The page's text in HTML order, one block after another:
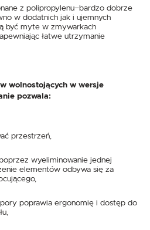
z polipropylenu ̶ bardzo dobrze
w dodatnich jak i ujemnych
być myte w zmywarkach
łatwe utrzymanie
wolnostojących w wersje
pozwala:
przestrzeń,
wyeliminowanie jednej
elementów odbywa się za
poprawia ergonomię i dostęp do